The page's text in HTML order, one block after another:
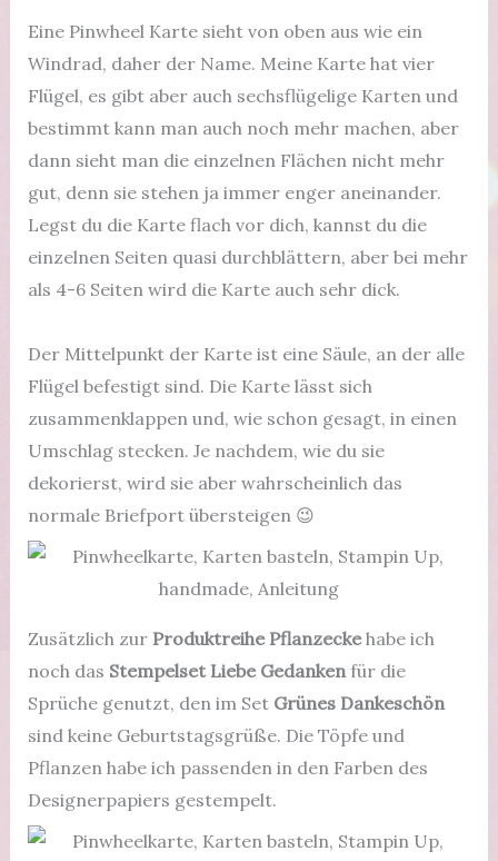
Eine Pinwheel Karte sieht von oben aus wie ein
Windrad, daher der Name. Meine Karte hat vier
Flügel, es gibt aber auch sechsflügelige Karten und
bestimmt kann man auch noch mehr machen, aber
dann sieht man die einzelnen Flächen nicht mehr
gut, denn sie stehen ja immer enger aneinander.
Legst du die Karte flach vor dich, kannst du die
einzelnen Seiten quasi durchblättern, aber bei mehr
als 4-6 Seiten wird die Karte auch sehr dick.
Der Mittelpunkt der Karte ist eine Säule, an der alle
Flügel befestigt sind. Die Karte lässt sich
zusammenklappen und, wie schon gesagt, in einen
Umschlag stecken. Je nachdem, wie du sie
dekorierst, wird sie aber wahrscheinlich das
normale Briefport übersteigen 😉
Zusätzlich zur Produktreihe Pflanzeckehabe ich
noch das Stempelset Liebe Gedankenfür die
Sprüche genutzt, den im Set Grünes Dankeschön
sind keine Geburtstagsgrüße. Die Töpfe und
Pflanzen habe ich passenden in den Farben des
Designerpapiers gestempelt.